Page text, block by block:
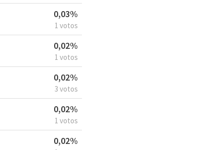
0,03%
1 votos
0,02%
1 votos
0,02%
3 votos
0,02%
1 votos
0,02%